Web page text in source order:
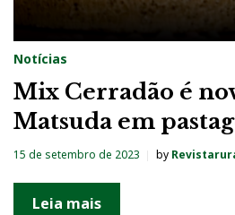
Notícias
Mix Cerradão é
Matsuda em
15 de setembro de 2023 by
Leia mais